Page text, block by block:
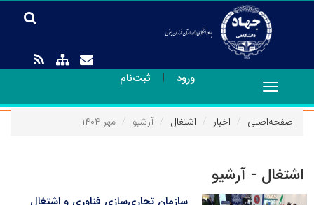
ورود | ثبت‌نام
Toggle
navigation
صفحه‌اصلی
اخبار اشتغال آرشیو مهر ۱۴۰۴
اشتغال - آرشیو
سازمان تجاری‌سازی فناوری و اشتغال